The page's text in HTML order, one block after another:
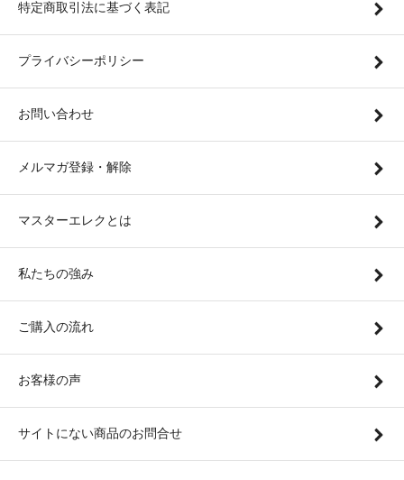
特定商取引法に基づく表記
プライバシーポリシー
お問い合わせ
メルマガ登録・解除
マスターエレクとは
私たちの強み
ご購入の流れ
お客様の声
サイトにない商品のお問合せ